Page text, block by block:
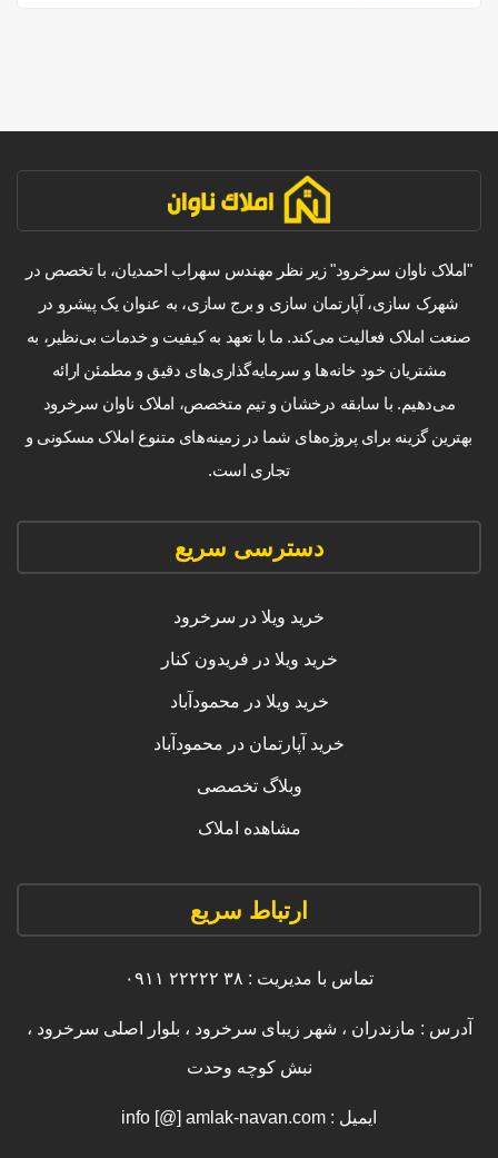
"املاک ناوان سرخرود" زیر نظر مهندس سهراب احمدیان، با تخصص در
شهرک سازی، آپارتمان سازی و برج سازی، به عنوان یک پیشرو در
صنعت املاک فعالیت می‌کند. ما با تعهد به کیفیت و خدمات بی‌نظیر، به
مشتریان خود خانه‌ها و سرمایه‌گذاری‌های دقیق و مطمئن ارائه
می‌دهیم. با سابقه درخشان و تیم متخصص، املاک ناوان سرخرود
بهترین گزینه برای پروژه‌های شما در زمینه‌های متنوع املاک مسکونی و
تجاری است.
دسترسی سریع
خرید ویلا در سرخرود
خرید ویلا در فریدون کنار
خرید ویلا در محمودآباد
خرید آپارتمان در محمودآباد
وبلاگ تخصصی
مشاهده املاک
ارتباط سریع
تماس با مدیریت : ۳۸ ۲۲۲۲۲ ۰۹۱۱
آدرس : مازندران ، شهر زیبای سرخرود ، بلوار اصلی سرخرود ،
نبش کوچه وحدت
ایمیل : info [@] amlak-navan.com